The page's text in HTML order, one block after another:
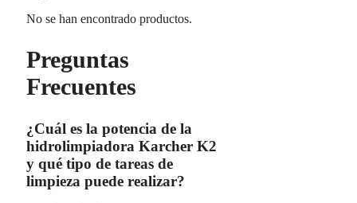
No se han encontrado productos.
Preguntas
Frecuentes
¿Cuál es la potencia de la
hidrolimpiadora Karcher K2
y qué tipo de tareas de
limpieza puede realizar?